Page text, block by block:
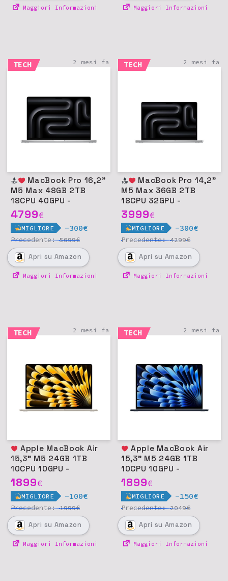
Maggiori Informazioni Maggiori Informazioni
TECH 2 mesi fa
M5 Max 48GB 2TB
18CPU 40GPU -
Argento
4799€
MIGLIORE -300€
Precedente:5099€
Apri su Amazon
Maggiori Informazioni
TECH 2 mesi fa
M5 Max 36GB 2TB
18CPU 32GPU -
Argento
3999€
MIGLIORE -300€
Precedente:4299€
Apri su Amazon
Maggiori Informazioni
TECH 2 mesi fa
Apple MacBook Air
15,3" M5 24GB 1TB
10CPU 10GPU -
Galassia
1899€
MIGLIORE -100€
Precedente:1999€
Apri su Amazon
Maggiori Informazioni
TECH 2 mesi fa
Apple MacBook Air
15,3" M5 24GB 1TB
10CPU 10GPU -
Mezzanotte
1899€
MIGLIORE -150€
Precedente:2049€
Apri su Amazon
Maggiori Informazioni